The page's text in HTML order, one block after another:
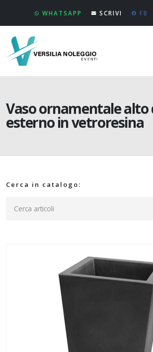
WHATSAPP SCRIVI FB
Vaso ornamentale alto
esterno in vetroresina
Cerca in catalogo: